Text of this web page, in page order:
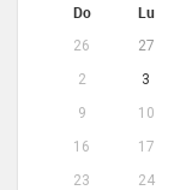
Do Lu
26 27
2
3
9
10
16
17
23
24